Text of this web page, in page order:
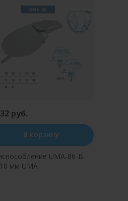
руб.
В корзину
UMA-86-B
мм UMA